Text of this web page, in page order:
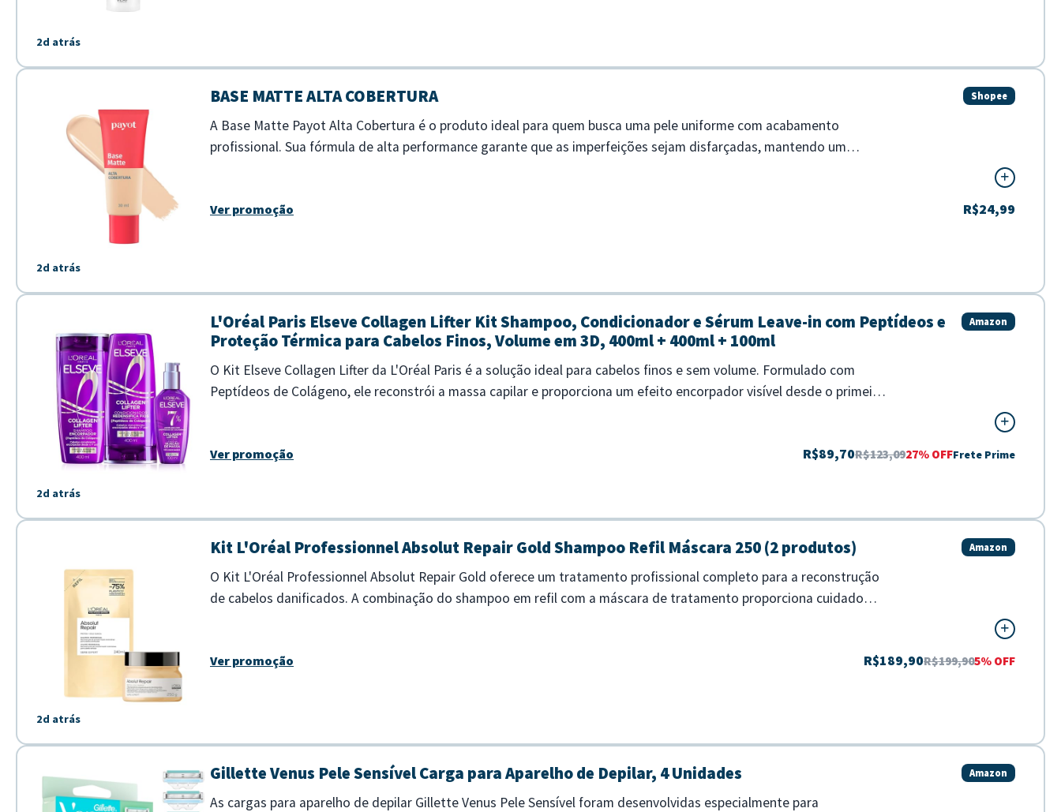
2d atrás
2d atrás
BASE MATTE ALTA COBERTURA Shopee
A Base Matte Payot Alta Cobertura é o produto ideal para quem busca uma pele uniforme com acabamento
profissional. Sua fórmula de alta performance garante que as imperfeições sejam disfarçadas, mantendo um
Ver promoção R$24,99
2d atrás
L'Oréal Paris Elseve Collagen Lifter Kit Shampoo, Condicionador e Sérum Leave-in com Peptídeos e
Proteção Térmica para Cabelos Finos, Volume em 3D, 400ml + 400ml + 100ml
Amazon
O Kit Elseve Collagen Lifter da L'Oréal Paris é a solução ideal para cabelos finos e sem volume. Formulado com
Peptídeos de Colágeno, ele reconstrói a massa capilar e proporciona um efeito encorpador visível desde o primeiro
Ver promoção R$89,70R$123,0927% OFFFrete Prime
2d atrás
Kit L'Oréal Professionnel Absolut Repair Gold Shampoo Refil Máscara 250 (2 produtos) Amazon
O Kit L'Oréal Professionnel Absolut Repair Gold oferece um tratamento profissional completo para a reconstrução
de cabelos danificados. A combinação do shampoo em refil com a máscara de tratamento proporciona cuidado
Ver promoção R$189,90R$199,905% OFF
Gillette Venus Pele Sensível Carga para Aparelho de Depilar, 4 Unidades Amazon
As cargas para aparelho de depilar Gillette Venus Pele Sensível foram desenvolvidas especialmente para